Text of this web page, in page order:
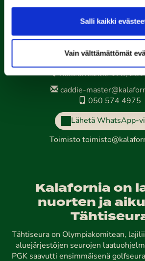
Salli kaikki
Vain välttämättömät
Kalaforniantie 178,
caddie-
050 574 4975
Lähetä WhatsApp-
Toimisto
Kalafornia on
nuorten ja
Tähtiseura on Olympiakomitean,
aluejärjestöjen seurojen
PGK saavutti ensimmäisenä